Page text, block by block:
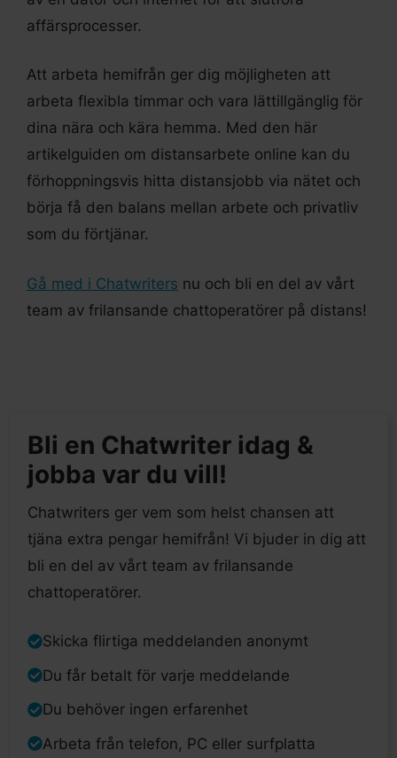
affärsprocesser.
Att arbeta hemifrån ger dig möjligheten att
arbeta flexibla timmar och vara lättillgänglig för
dina nära och kära hemma. Med den här
artikelguiden om distansarbete online kan du
förhoppningsvis hitta distansjobb via nätet och
börja få den balans mellan arbete och privatliv
som du förtjänar.
Gå med i Chatwriters nu och bli en del av vårt
team av frilansande chattoperatörer på distans!
Bli en Chatwriter idag &
jobba var du vill!
Chatwriters ger vem som helst chansen att
tjäna extra pengar hemifrån! Vi bjuder in dig att
bli en del av vårt team av frilansande
chattoperatörer.
Skicka flirtiga meddelanden anonymt
Du får betalt för varje meddelande
Du behöver ingen erfarenhet
Arbeta från telefon, PC eller surfplatta